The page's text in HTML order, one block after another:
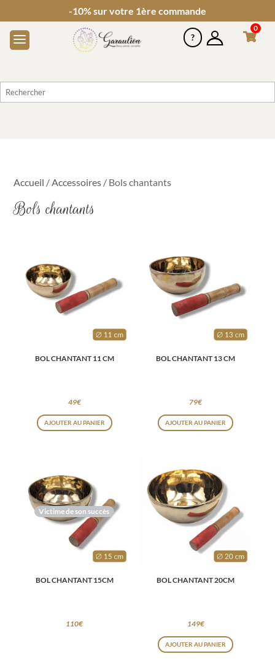
-10% sur votre 1ère commande
0
Accueil /Accessoires / Bols chantants
Bols chantants
BOL CHANTANT 11 CM
49€
AJOUTER AU PANIER
BOL CHANTANT 13 CM
79€
AJOUTER AU PANIER
Victime de son succès
BOL CHANTANT 15CM
110€
BOL CHANTANT 20CM
149€
AJOUTER AU PANIER